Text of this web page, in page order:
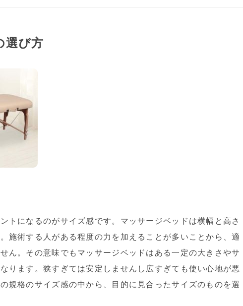
選び方
トになるのがサイズ感です。マッサージベッドは横幅と高さ
施術する人がある程度の力を加えることが多いことから、適
ん。その意味でもマッサージベッドはある一定の大きさやサ
ります。狭すぎては安定しませんし広すぎても使い心地が悪
規格のサイズ感の中から、目的に見合ったサイズのものを選